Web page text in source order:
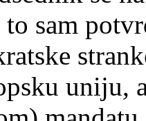
to sam
uniju,